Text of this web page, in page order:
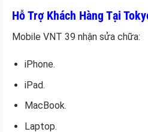
Hỗ Trợ Khách Hàng Tại
Mobile VNT 39 nhận sửa chữa:
iPhone.
iPad.
MacBook.
Laptop.